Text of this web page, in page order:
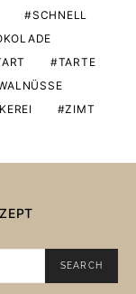
SCHNELL
TARTE
ZIMT
SEARCH